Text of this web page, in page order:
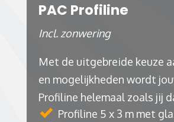
PAC Profiline
Incl. zonwering
Met de uitgebreide keuze
en mogelijkheden wordt
Profiline helemaal zoals jij
Profiline 5 x 3 m met